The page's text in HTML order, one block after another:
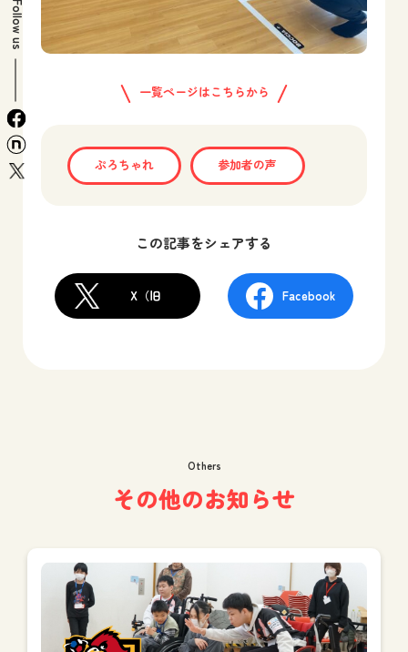
Follow us
一覧ページはこちらから
ぷろちゃれ 参加者の声
この記事をシェアする
X（旧 Facebook
Others
その他のお知らせ